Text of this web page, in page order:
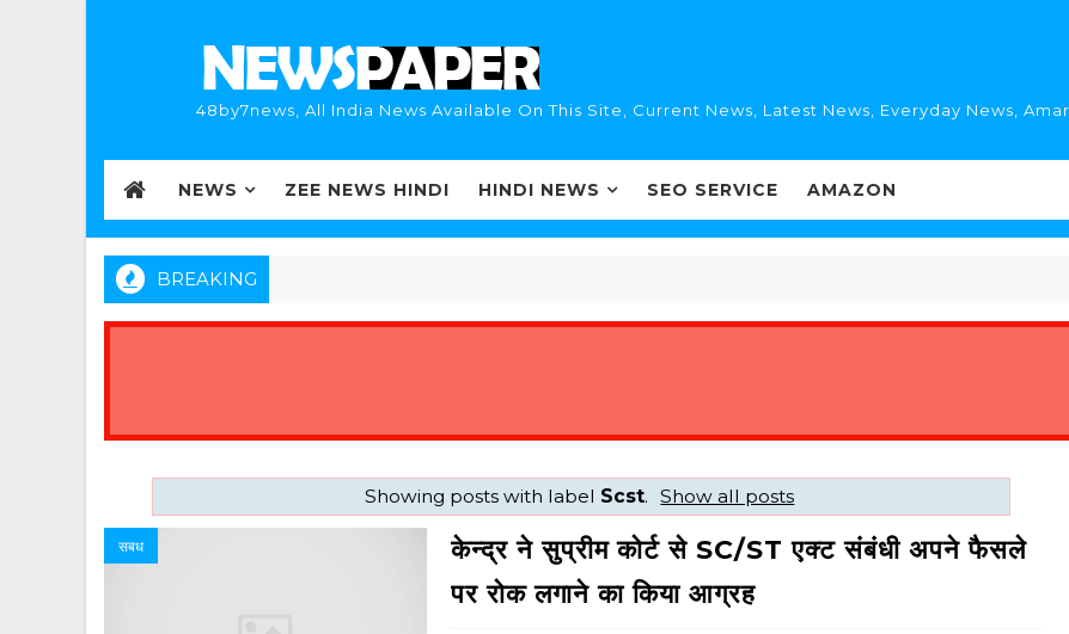
48by7news, All India News Available On This Site, Current News, Latest News, Everyday News,
NEWS ZEE NEWS HINDI HINDI NEWS SEO SERVICE AMAZON
BREAKING
Showing posts with label Scst. Show all posts
सबध
केन्द्र ने सुप्रीम कोर्ट से SC/ST एक्ट संबंधी अपने फैसले
पर रोक लगाने का किया आग्रह